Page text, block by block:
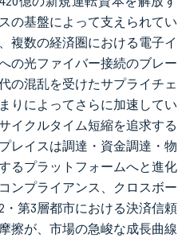
の基盤によって支えられてい
複数の経済圏における電子イ
の光ファイバー接続のブレー
の混乱を受けたサプライチェ
りによってさらに加速してい
イクルタイム短縮を追求する
レイスは調達・資金調達・物
るプラットフォームへと進化
ンプライアンス、クロスボー
第3層都市における決済信頼
擦が、市場の急峻な成長曲線